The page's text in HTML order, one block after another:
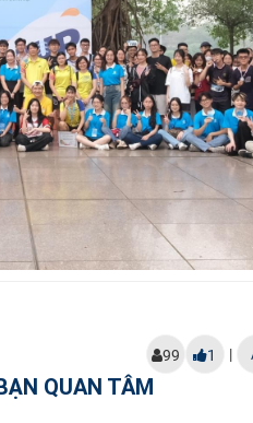
99 1 |
QUAN TÂM